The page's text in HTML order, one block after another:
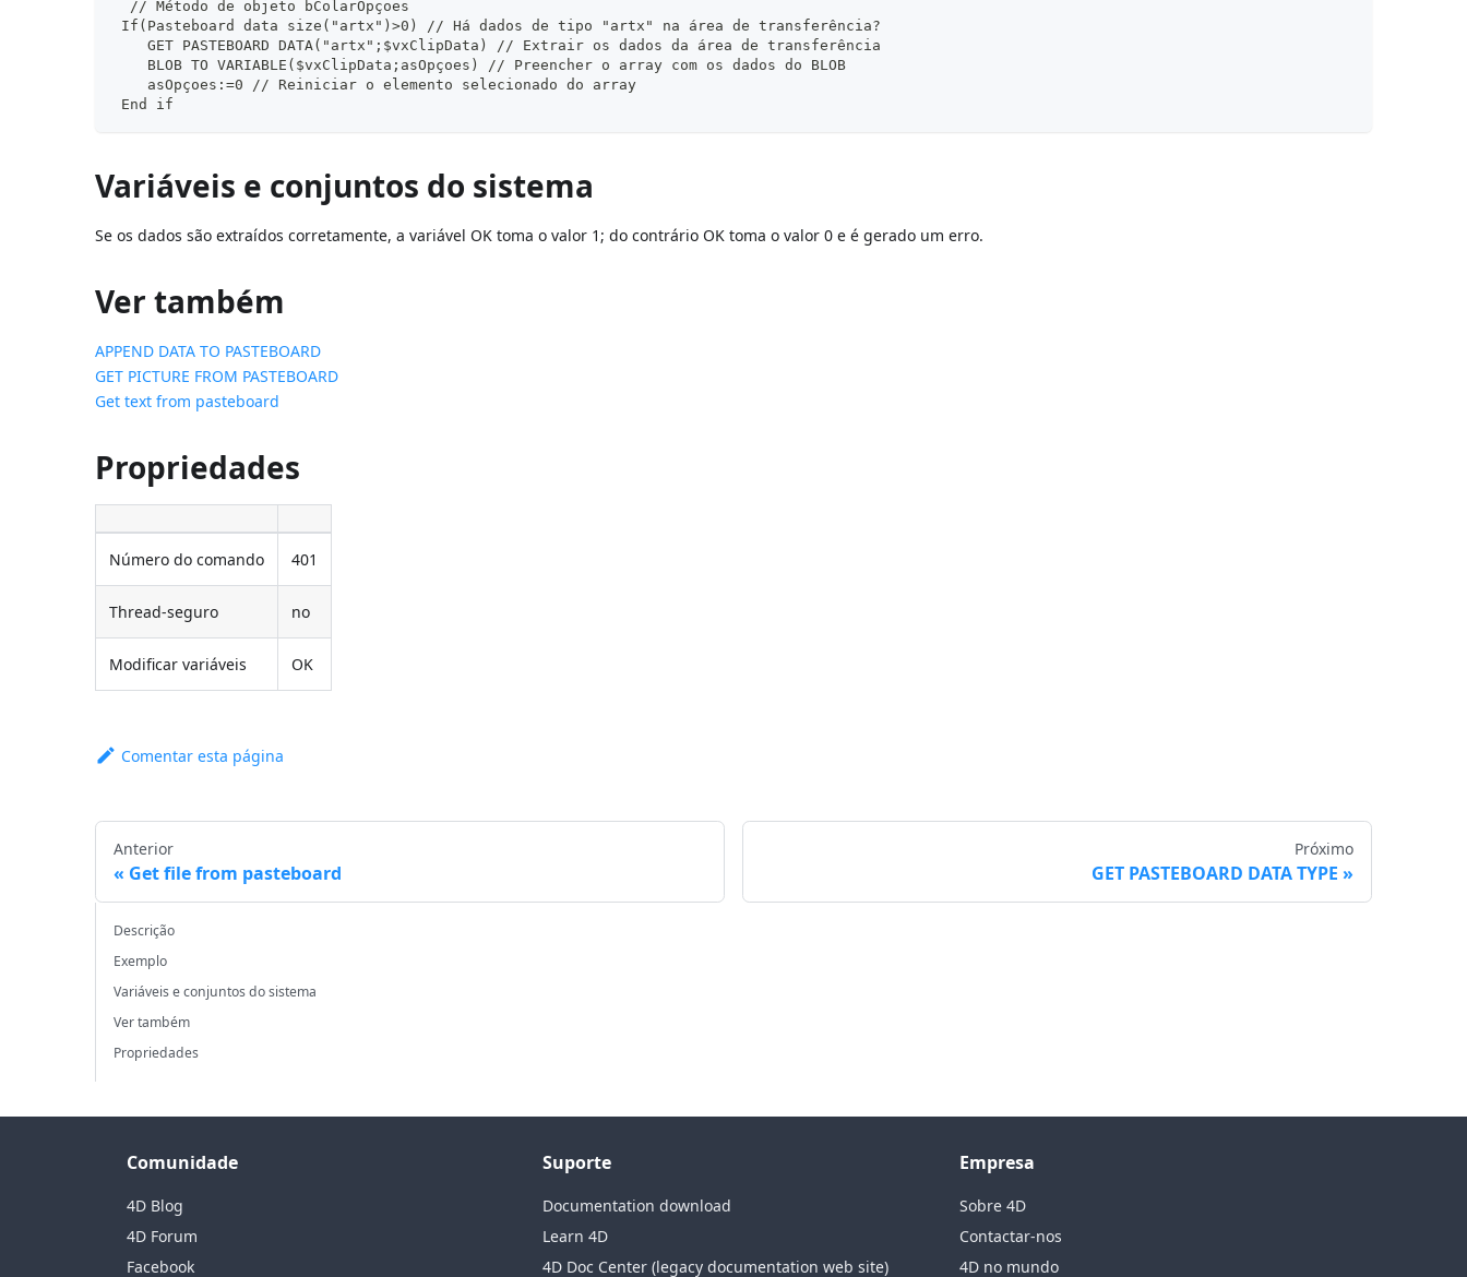
// Método de objeto bColarOpçoes
If(Pasteboard data size("artx")>0) // Há dados de tipo "artx" na área de transferência?
GET PASTEBOARD DATA("artx";$vxClipData) // Extrair os dados da área de transferência
BLOB TO VARIABLE($vxClipData;asOpçoes) // Preencher o array com os dados do BLOB
asOpçoes:=0 // Reiniciar o elemento selecionado do array
End if
Variáveis e conjuntos do sistema
Se os dados são extraídos corretamente, a variável OK toma o valor 1; do contrário OK toma o valor 0 e é gerado um erro.
Ver também
APPEND DATA TO PASTEBOARD
GET PICTURE FROM PASTEBOARD
Get text from pasteboard
Propriedades
Número do comando 401
Thread-seguro no
Modificar variáveis OK
Comentar esta página
Anterior
Get file from pasteboard
Próximo
GET PASTEBOARD DATA TYPE
Descrição
Exemplo
Variáveis e conjuntos do sistema
Ver também
Propriedades
Comunidade
4D Blog
4D Forum
Facebook
Suporte
Documentation download
Learn 4D
4D Doc Center (legacy documentation web site)
Empresa
Sobre 4D
Contactar-nos
4D no mundo